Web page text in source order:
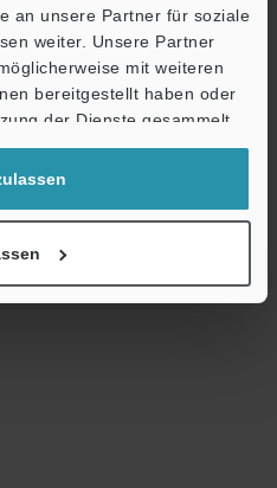
an unsere Partner für soziale
weiter. Unsere Partner
mit weiteren
bereitgestellt haben oder
der Dienste gesammelt